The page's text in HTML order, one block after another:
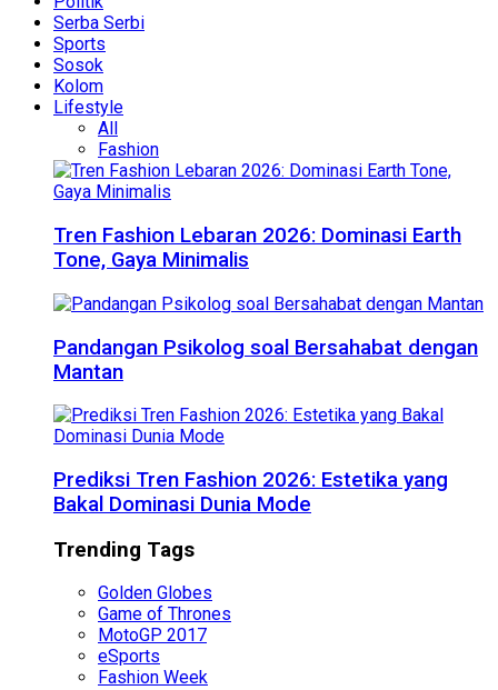
Serba Serbi
Sports
Sosok
Kolom
Lifestyle
All
Fashion
Tren Fashion Lebaran 2026: Dominasi Earth
Tone, Gaya Minimalis
Pandangan Psikolog soal Bersahabat dengan
Mantan
Prediksi Tren Fashion 2026: Estetika yang
Bakal Dominasi Dunia Mode
Trending Tags
Golden Globes
Game of Thrones
MotoGP 2017
eSports
Fashion Week